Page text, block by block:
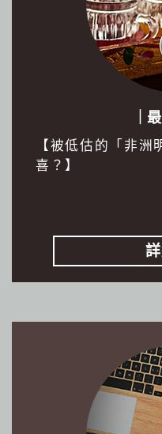
｜
【被低估的「非
喜？】